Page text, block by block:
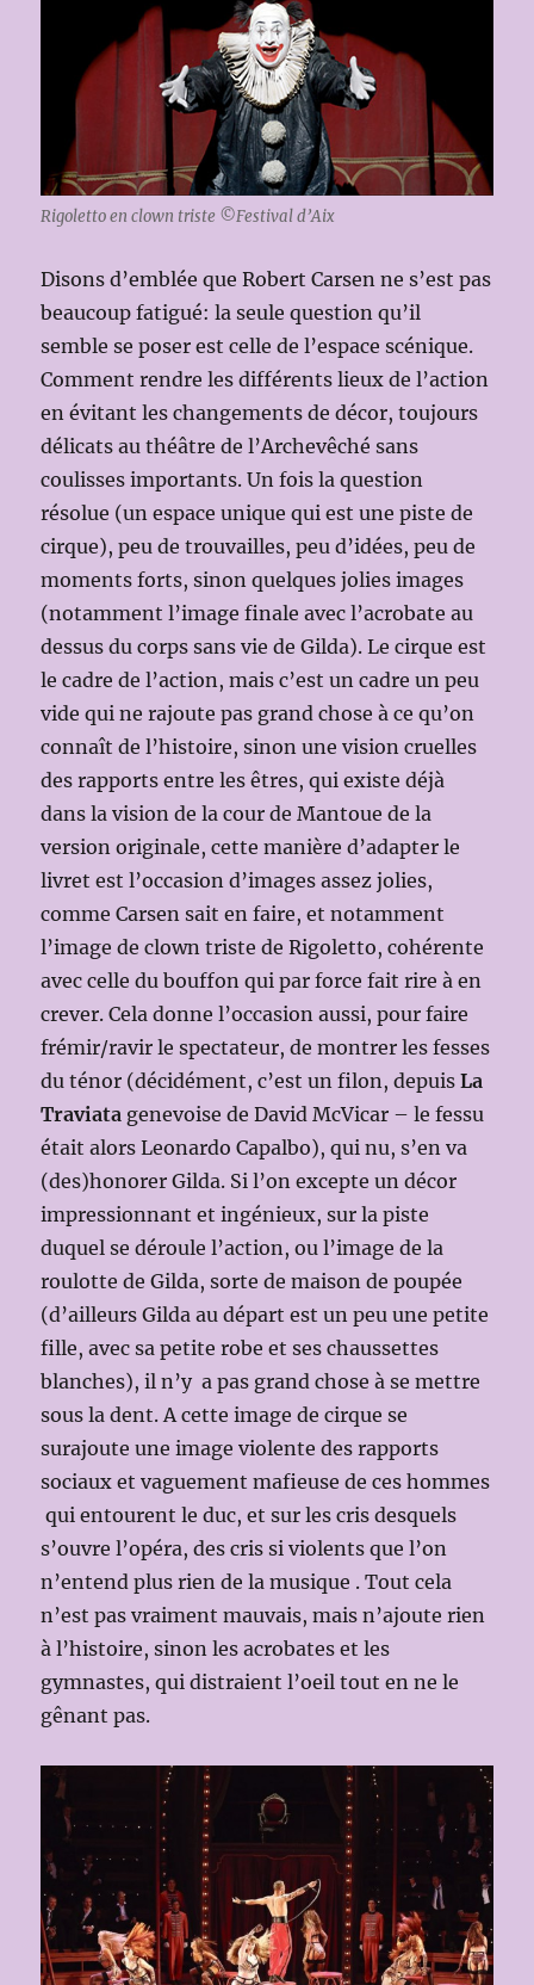
Rigoletto en clown triste ©Festival d’Aix
Disons d’emblée que Robert Carsen ne s’est pas
beaucoup fatigué: la seule question qu’il
semble se poser est celle de l’espace scénique.
Comment rendre les différents lieux de l’action
en évitant les changements de décor, toujours
délicats au théâtre de l’Archevêché sans
coulisses importants. Un fois la question
résolue (un espace unique qui est une piste de
cirque), peu de trouvailles, peu d’idées, peu de
moments forts, sinon quelques jolies images
(notamment l’image finale avec l’acrobate au
dessus du corps sans vie de Gilda). Le cirque est
le cadre de l’action, mais c’est un cadre un peu
vide qui ne rajoute pas grand chose à ce qu’on
connaît de l’histoire, sinon une vision cruelles
des rapports entre les êtres, qui existe déjà
dans la vision de la cour de Mantoue de la
version originale, cette manière d’adapter le
livret est l’occasion d’images assez jolies,
comme Carsen sait en faire, et notamment
l’image de clown triste de Rigoletto, cohérente
avec celle du bouffon qui par force fait rire à en
crever. Cela donne l’occasion aussi, pour faire
frémir/ravir le spectateur, de montrer les fesses
du ténor (décidément, c’est un filon, depuisLa
Traviata genevoise de David McVicar – le fessu
était alors Leonardo Capalbo), qui nu, s’en va
(des)honorer Gilda. Si l’on excepte un décor
impressionnant et ingénieux, sur la piste
duquel se déroule l’action, ou l’image de la
roulotte de Gilda, sorte de maison de poupée
(d’ailleurs Gilda au départ est un peu une petite
fille, avec sa petite robe et ses chaussettes
blanches), il n’y a pas grand chose à se mettre
sous la dent. A cette image de cirque se
surajoute une image violente des rapports
sociaux et vaguement mafieuse de ces hommes
qui entourent le duc, et sur les cris desquels
s’ouvre l’opéra, des cris si violents que l’on
n’entend plus rien de la musique . Tout cela
n’est pas vraiment mauvais, mais n’ajoute rien
à l’histoire, sinon les acrobates et les
gymnastes, qui distraient l’oeil tout en ne le
gênant pas.